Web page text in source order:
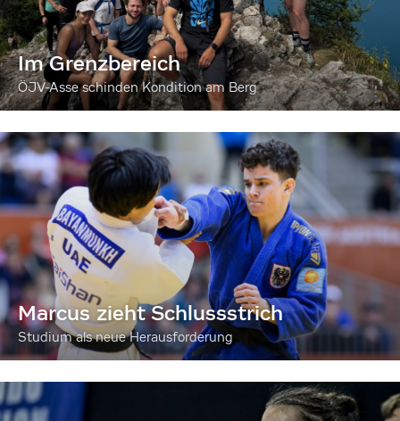
Im Grenzbereich
ÖJV-Asse schinden Kondition am Berg
Marcus zieht Schlussstrich
Studium als neue Herausforderung